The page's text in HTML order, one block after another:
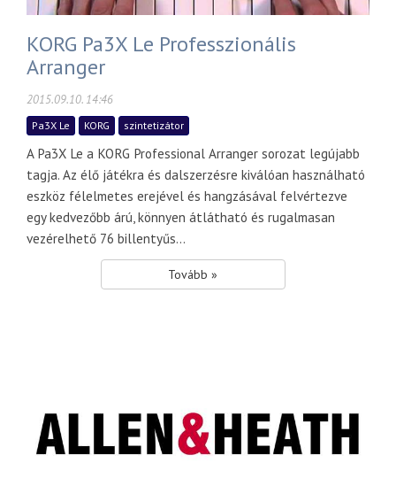
KORG Pa3X Le Professzionális
Arranger
2015.09.10. 14:46
Pa3X Le KORG szintetizátor
A Pa3X Le a KORG Professional Arranger sorozat legújabb
tagja. Az élő játékra és dalszerzésre kiválóan használható
eszköz félelmetes erejével és hangzásával felvértezve
egy kedvezőbb árú, könnyen átlátható és rugalmasan
vezérelhető 76 billentyűs...
Tovább »